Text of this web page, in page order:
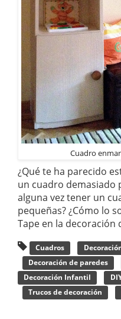
Cuadro
¿Qué te ha parecido
un cuadro demasiado
alguna vez tener un
pequeñas? ¿Cómo lo
Tape en la decoración
Cuadros
Decoración de paredes
Decoración Infantil
Trucos de decoración